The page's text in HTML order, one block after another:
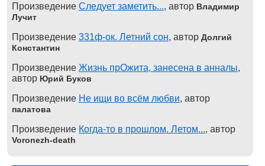
Произведение Следует заметить..., автор Владимир
Лучит
Произведение 331ф-ок. Летний сон, автор Долгий
Константин
Произведение Жизнь прОжита, занесена в анналы,
автор Юрий Буков
Произведение Не ищи во всём любви, автор
палатова
Произведение Когда-то в прошлом. Летом..., автор
Voronezh-death